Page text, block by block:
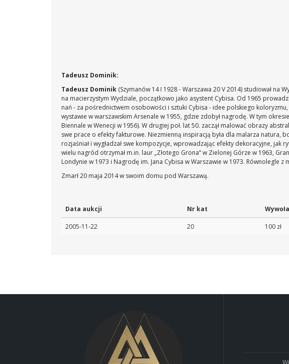
Tadeusz Dominik:
Tadeusz Dominik (Szymanów 14 I 1928 - Warszawa 20 V 2014) studiował na
na macierzystym Wydziale, początkowo jako asystent Cybisa. Od 1965
nań - za pośrednictwem osobowości i sztuki Cybisa - idee polskiego
wystawie w warszawskim Arsenale w 1955, gdzie zdobył nagrodę. W tym
Biennale w Wenecji w 1956). W drugiej poł. lat 50. zaczął malować obrazy
swe prace o efekty fakturowe. Niezmienną inspiracją była dla malarza
rozjaśniał i wygładzał swe kompozycje, wprowadzając efekty dekoracyjne,
wielu nagród otrzymał m.in. laur „Złotego Grona“ w Zielonej Górze w 1963,
Londynie w 1973 i Nagrodę im. Jana Cybisa w Warszawie w 1973. Równolegle
Zmarł 20 maja 2014 w swoim domu pod Warszawą.
Data aukcji Nr kat
2005-11-22 20 100 zł